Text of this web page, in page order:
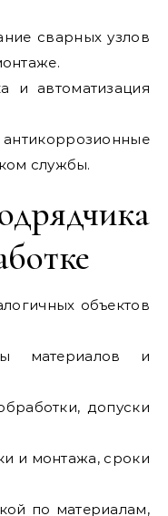
сварных узлов
и автоматизация
службы.
объектов
материалов и
допуски
и монтажа, сроки
по материалам,